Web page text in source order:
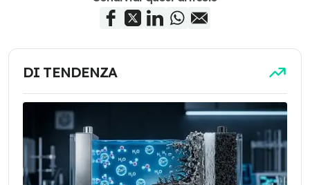
DI TENDENZA